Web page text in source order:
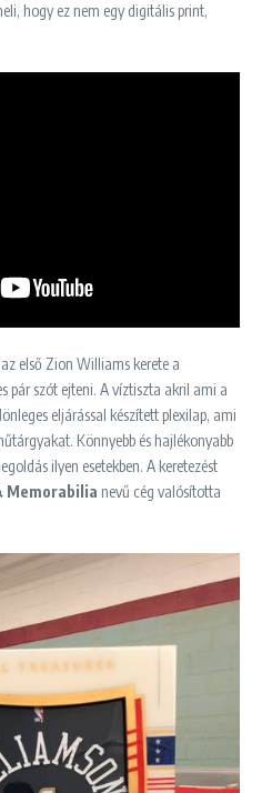
hogy ez nem egy digitális print,
első Zion Williams kerete a
pár szót ejteni. A víztiszta akril ami a
eljárással készített plexilap, ami
Könnyebb és hajlékonyabb
ilyen esetekben. A keretezést
Memorabilia nevű cég valósította